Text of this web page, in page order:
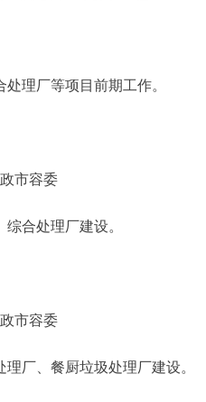
理厂等项目前期工作。
市容委
合处理厂建设。
市容委
厂、餐厨垃圾处理厂建设。